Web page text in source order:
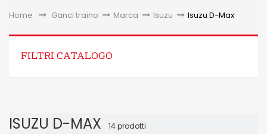
Home &gt;Ganci traino > Marca > Isuzu > Isuzu D-Max
FILTRI CATALOGO
ISUZU D-MAX 14 prodotti